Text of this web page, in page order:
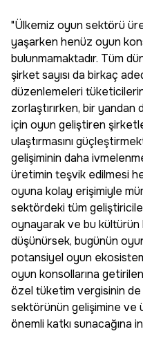
"Ülkemiz oyun sektörü
yaşarken henüz oyun
bulunmamaktadır. Tüm
şirket sayısı da birkaç
düzenlemeleri
zorlaştırırken, bir yandan
için oyun geliştiren
ulaştırmasını
gelişiminin daha
üretimin teşvik edilmesi
oyuna kolay erişimiyle
sektördeki tüm
oynayarak ve bu kültürün
düşünürsek, bugünün
potansiyel oyun
oyun konsollarına
özel tüketim vergisinin de
sektörünün gelişimine ve
önemli katkı sunacağına